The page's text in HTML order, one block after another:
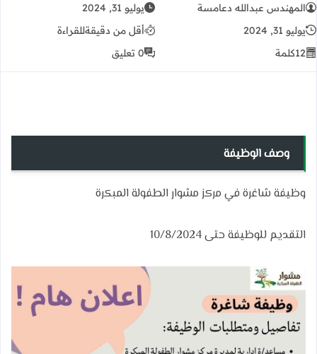
المهندس عبدالله دعامسة
يوليو 31, 2024
يوليو 31, 2024
أقل من دقيقةللقراءة
12كلمة 0 تعليق
وصف الوظيفة
وظيفة شاغرة في مركز مشوار الطفولة المبكرة
التقديم للوظيفة حتى 10/8/2024